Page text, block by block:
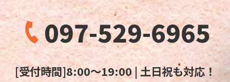
097-529-6965
[受付時間]8:00～19:00 | 土日祝も対応！